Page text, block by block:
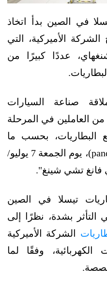
في الصين بدأ اتخاذ
الأميركية، التي
عددًا كبيرًا من
صناعة السيارات
قد سرّحت 50% من العاملين في المرحلة
البطاريات، بحسب ما
(pandaily)، يوم الجمعة 7 يوليو/
فانغ تشي شينغ".
تيسلا في الصين
بشدة، نظرًا إلى
الشركة الأميركية
وفقًا لما